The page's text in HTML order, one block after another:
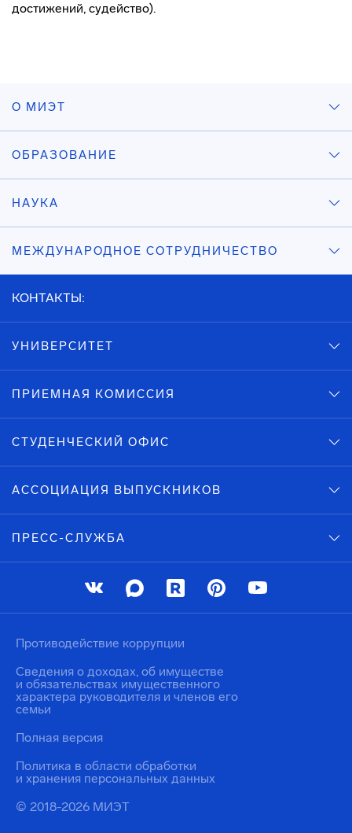
достижений, судейство).
О МИЭТ
ОБРАЗОВАНИЕ
НАУКА
МЕЖДУНАРОДНОЕ СОТРУДНИЧЕСТВО
КОНТАКТЫ:
УНИВЕРСИТЕТ
ПРИЕМНАЯ КОМИССИЯ
СТУДЕНЧЕСКИЙ ОФИС
АССОЦИАЦИЯ ВЫПУСКНИКОВ
ПРЕСС-СЛУЖБА
© 2018-2026 МИЭТ
Политика в области обработки
и хранения персональных данных
Противодействие коррупции
Сведения о доходах, об имуществе
и обязательствах имущественного
характера руководителя и членов его
семьи
Полная версия